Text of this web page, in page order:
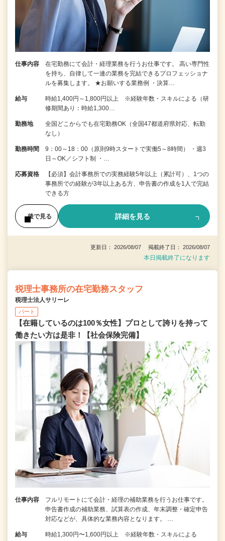
仕事内容
在宅勤務にて会計・経理業務を行うお仕事です。 高い専門性
を持ち、自律して一連の業務を完結できるプロフェッショナ
ルを募集します。 ★お願いする業務例 ・決算…
給与
時給1,400円～1,800円以上 ※経験年数・スキルによる（研
修期間あり：時給1,300…
勤務地
全国どこからでも在宅勤務OK（全国47都道府県対応、転勤
なし）
勤務時間
9：00～18：00（原則9時スタートで実働5～8時間） ・週3
日～OK／シフト制 ・…
応募資格
【必須】会計事務所での実務経験5年以上（累計可）、1つの
事務所での経験が3年以上ある方、申告書の作成を1人で完結
できる方
後で見る 詳細を見る
更新日： 2026/08/07 掲載終了日： 2026/08/07
本日掲載終了になります
税理士事務所の在宅勤務スタッフ
税理士法人サリーレ
パート
【在籍しているのは100％女性】プロとして誇りを持って
働きたい方は是非！【社会保険完備】
仕事内容
フルリモートにて会計・経理の補助業務を行うお仕事です。
申告書作成の補助業務、試算表の作成、年末調整・確定申告
対応などが、具体的な業務内容となります。 …
給与 時給1,300円〜1,600円以上 ※経験年数・スキルによる